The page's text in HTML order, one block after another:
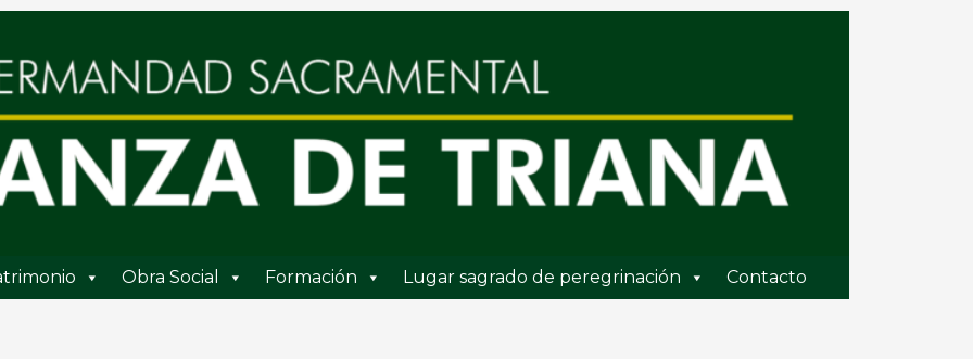
Obra Social Formación Lugar sagrado de peregrinación Contacto